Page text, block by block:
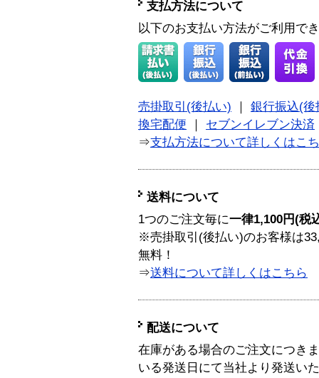
支払方法について
以下のお支払い方法がご利用で
売掛取引(後払い)
銀行振込(後
換宅配便
セブンイレブン決済
⇒支払方法について詳しくはこ
送料について
1つのご注文毎に一律1,100円(税
※売掛取引(後払い)のお客様は
無料！
⇒送料について詳しくはこちら
配送について
在庫がある場合のご注文につき
いる発送日にて当社より発送い